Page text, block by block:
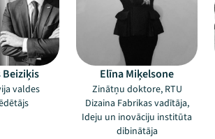
Beiziķis
valdes
Elīna Miķelsone
Zinātņu doktore, RTU
Dizaina Fabrikas vadītāja,
Ideju un inovāciju institūta
dibinātāja